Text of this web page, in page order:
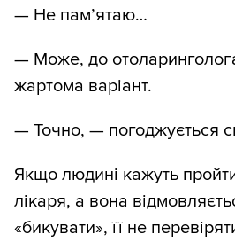
— Не пам’ятаю…
— Може, до
жартома варіант.
— Точно, — погоджується
Якщо людині кажуть
лікаря, а вона
«бикувати», її не